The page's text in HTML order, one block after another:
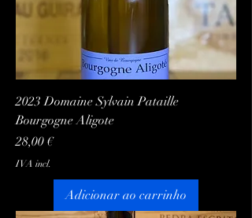
2023 Domaine Sylvain Pataille
Bourgogne Aligote
Preço
28,00 €
IVA incl.
Adicionar ao carrinho